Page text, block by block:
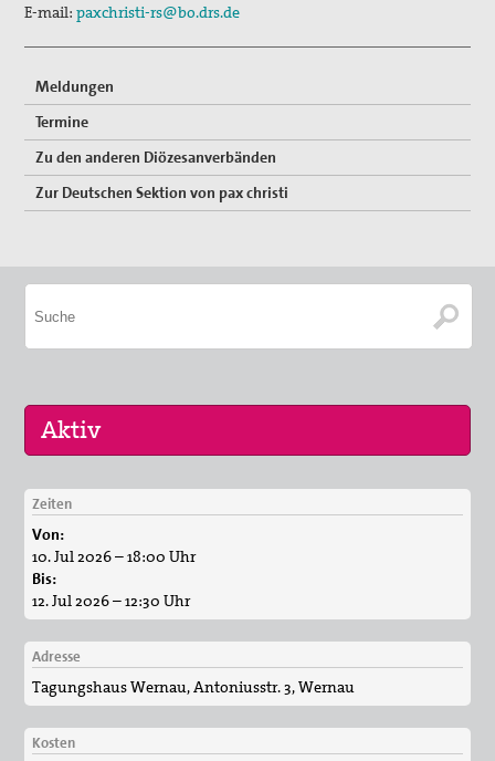
E-mail:paxchristi-rs@bo.drs.de
Meldungen
Termine
Zu den anderen Diözesanverbänden
Zur Deutschen Sektion von pax christi
17. Okt 2026
Selig, die Frieden stiften - Pilgern für den …
Zeiten
Von:
10. Jul 2026 – 18:00 Uhr
Bis:
12. Jul 2026 – 12:30 Uhr
Adresse
Tagungshaus Wernau, Antoniusstr. 3, Wernau
Kosten